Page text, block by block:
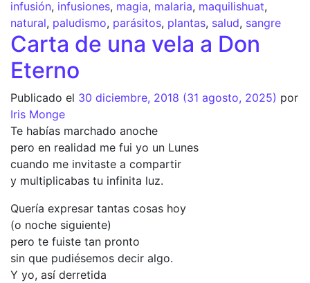
infusión, infusiones, magia, malaria, maquilishuat,
natural, paludismo, parásitos, plantas, salud, sangre
Carta de una vela a Don
Eterno
Publicado el 30 diciembre, 2018 (31 agosto, 2025) por
Iris Monge
Te habías marchado anoche
pero en realidad me fui yo un Lunes
cuando me invitaste a compartir
y multiplicabas tu infinita luz.
Quería expresar tantas cosas hoy
(o noche siguiente)
pero te fuiste tan pronto
sin que pudiésemos decir algo.
Y yo, así derretida